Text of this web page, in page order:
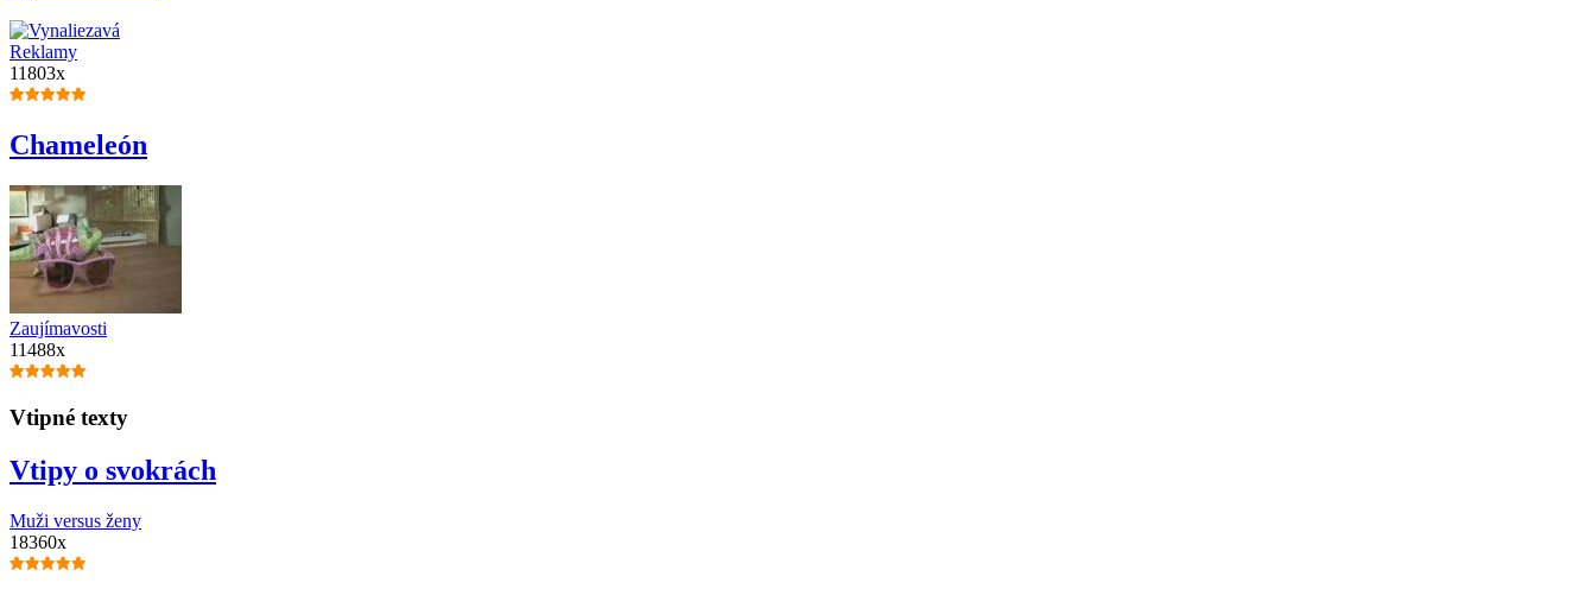
Reklamy
11803x
Chameleón
Zaujímavosti
11488x
Vtipné texty
Vtipy o svokrách
Muži versus ženy
18360x